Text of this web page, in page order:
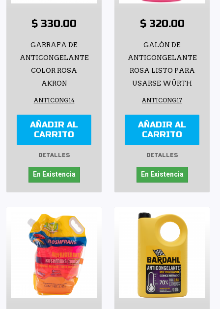
$ 330.00
GARRAFA DE
ANTICONGELANTE
COLOR ROSA
AKRON
ANTICONG14
AÑADIR AL
CARRITO
DETALLES
En Existencia
$ 320.00
GALÓN DE
ANTICONGELANTE
ROSA LISTO PARA
USARSE WÜRTH
ANTICONG17
AÑADIR AL
CARRITO
DETALLES
En Existencia